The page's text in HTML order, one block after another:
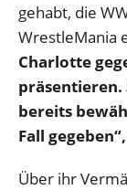
gehabt, die
WrestleMania
Charlotte
präsentieren.
bereits
Fall gegeben“,
Über ihr